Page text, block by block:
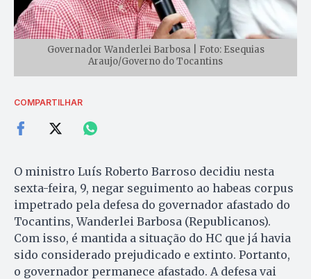
Governador Wanderlei Barbosa | Foto: Esequias
Araujo/Governo do Tocantins
COMPARTILHAR
O ministro Luís Roberto Barroso decidiu nesta
sexta-feira, 9, negar seguimento ao habeas corpus
impetrado pela defesa do governador afastado do
Tocantins, Wanderlei Barbosa (Republicanos).
Com isso, é mantida a situação do HC que já havia
sido considerado prejudicado e extinto. Portanto,
o governador permanece afastado. A defesa vai